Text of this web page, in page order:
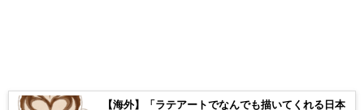
【海外】「ラテアートでなんでも描いてくれる日本